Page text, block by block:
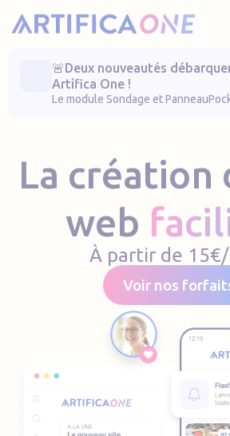
🚨Deux nouveautés
Artifica One !
Le module Sondage et
La création
web
À partir de
Voir nos